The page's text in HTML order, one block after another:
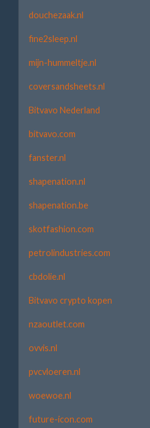
douchezaak.nl
fine2sleep.nl
mijn-hummeltje.nl
coversandsheets.nl
Bitvavo Nederland
bitvavo.com
fanster.nl
shapenation.nl
shapenation.be
skotfashion.com
petrolindustries.com
cbdolie.nl
Bitvavo crypto kopen
nzaoutlet.com
ovvis.nl
pvcvloeren.nl
woewoe.nl
future-icon.com